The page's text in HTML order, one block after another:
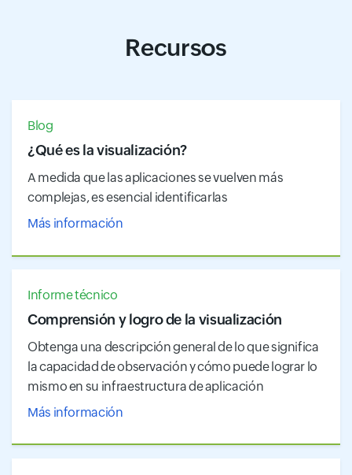
Recursos
Blog
¿Qué es la visualización?
A medida que las aplicaciones se vuelven más
complejas, es esencial identificarlas
Más información
Informe técnico
Comprensión y logro de la visualización
Obtenga una descripción general de lo que significa
la capacidad de observación y cómo puede lograr lo
mismo en su infraestructura de aplicación
Más información